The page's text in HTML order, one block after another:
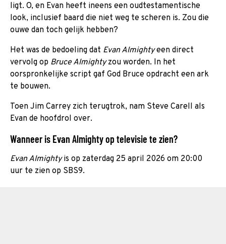
ligt. O, en Evan heeft ineens een oudtestamentische
look, inclusief baard die niet weg te scheren is. Zou die
ouwe dan toch gelijk hebben?
Het was de bedoeling dat Evan Almightyeen direct
vervolg op Bruce Almightyzou worden. In het
oorspronkelijke script gaf God Bruce opdracht een ark
te bouwen.
Toen Jim Carrey zich terugtrok, nam Steve Carell als
Evan de hoofdrol over.
Wanneer is Evan Almighty op televisie te zien?
Evan Almightyis op zaterdag 25 april 2026 om 20:00
uur te zien op SBS9.